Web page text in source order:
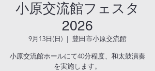
小原交流館フェスタ
2026
9月13日(日)
  |
豊田市小原交流館
小原交流館ホールにて40分程度、和太鼓演奏
を実施します。